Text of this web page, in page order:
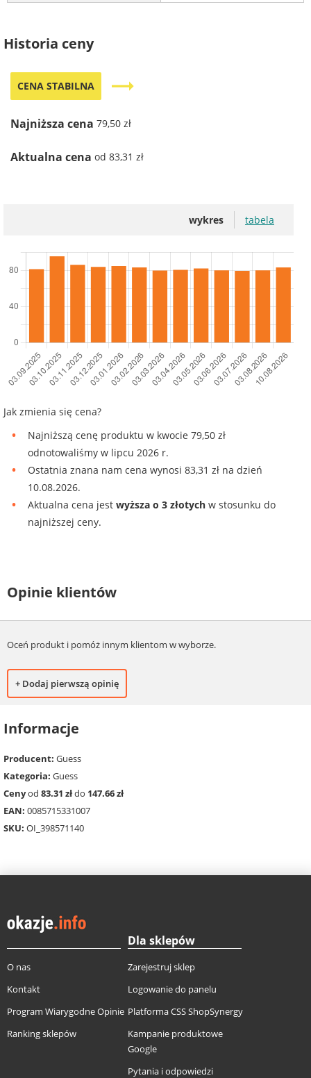
Historia ceny
CENA STABILNA trending_flat
Najniższa cena 79,50 zł
Aktualna cena od 83,31 zł
wykres tabela
Jak zmienia się cena?
Najniższą cenę produktu w kwocie 79,50 zł
odnotowaliśmy w lipcu 2026 r.
Ostatnia znana nam cena wynosi 83,31 zł na dzień
10.08.2026.
Aktualna cena jest wyższa o 3 złotych w stosunku do
najniższej ceny.
Opinie klientów
Oceń produkt i pomóż innym klientom w wyborze.
+ Dodaj pierwszą opinię
Informacje
Producent: Guess
Kategoria: Guess
Cenyod 83.31 złdo 147.66 zł
EAN: 0085715331007
SKU: OI_398571140
O nas
Kontakt
Program Wiarygodne Opinie
Ranking sklepów
Dla sklepów
Zarejestruj sklep
Logowanie do panelu
Platforma CSS ShopSynergy
Kampanie produktowe
Google
Pytania i odpowiedzi